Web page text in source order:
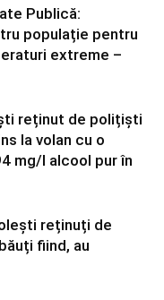
Publică:
populație pentru
extreme –
reținut de polițiști
la volan cu o
mg/l alcool pur în
reținuți de
fiind, au